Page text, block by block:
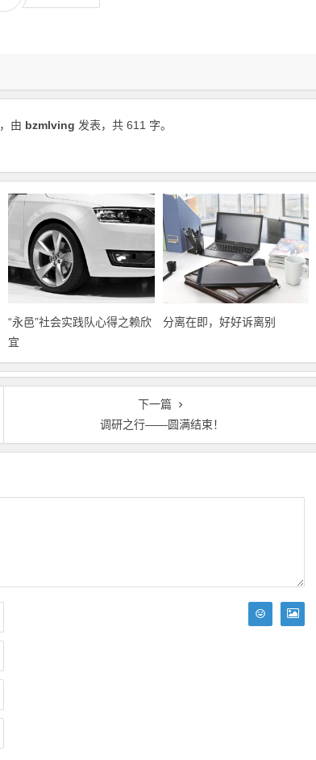
，由 bzmlving 发表，共 611 字。
“永邑”社会实践队心得之赖欣
宜
分离在即，好好诉离别
下一篇
调研之行――圆满结束！